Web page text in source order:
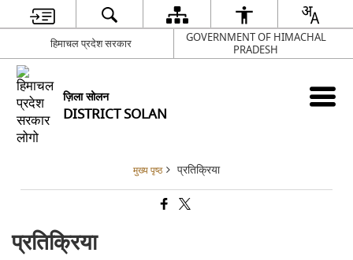
हिमाचल प्रदेश सरकार
GOVERNMENT OF HIMACHAL
PRADESH
ज़िला सोलन
DISTRICT SOLAN
मुख्य पृष्ठ प्रतिक्रिया
प्रतिक्रिया